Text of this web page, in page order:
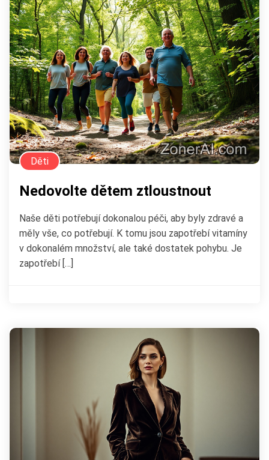
Děti
Nedovolte dětem ztloustnout
Naše děti potřebují dokonalou péči, aby byly zdravé a
měly vše, co potřebují. K tomu jsou zapotřebí vitamíny
v dokonalém množství, ale také dostatek pohybu. Je
zapotřebí […]